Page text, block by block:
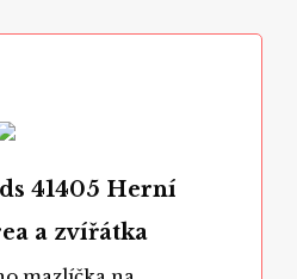
41405 Herní
a zvířátka